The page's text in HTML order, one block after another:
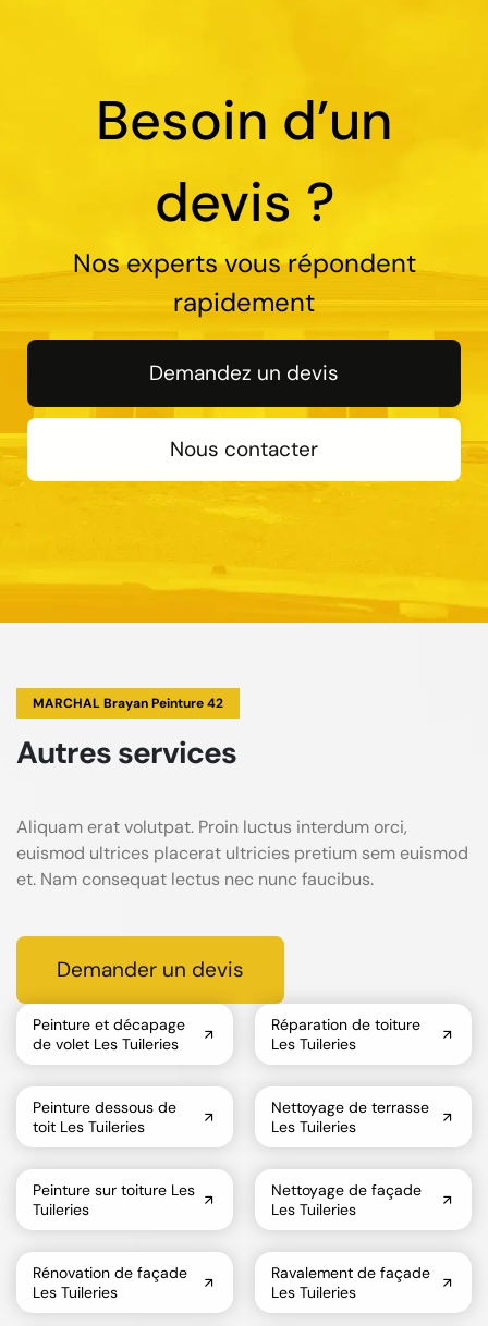
Besoin d’un
devis ?
Nos experts vous répondent
rapidement
Demandez un devis
Nous contacter
MARCHAL Brayan Peinture 42
Autres services
Aliquam erat volutpat. Proin luctus interdum orci,
euismod ultrices placerat ultricies pretium sem euismod
et. Nam consequat lectus nec nunc faucibus.
Demander un devis
Peinture et décapage
de volet Les Tuileries
Réparation de toiture
Les Tuileries
Peinture dessous de
toit Les Tuileries
Nettoyage de terrasse
Les Tuileries
Peinture sur toiture Les
Tuileries
Nettoyage de façade
Les Tuileries
Rénovation de façade
Les Tuileries
Ravalement de façade
Les Tuileries